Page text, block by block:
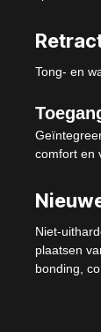
Tong- en
comfort en
Niet-
plaatsen
bonding,